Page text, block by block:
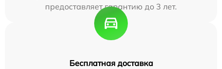
предоставляет гарантию до 3 лет.
Бесплатная доставка